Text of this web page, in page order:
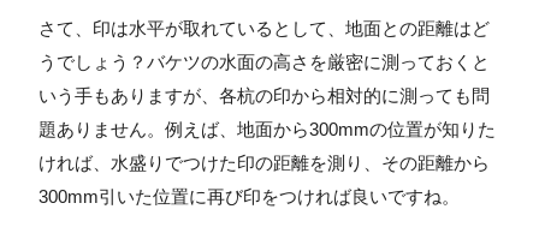
さて、印は水平が取れているとして、地面との距離はど
うでしょう？バケツの水面の高さを厳密に測っておくと
いう手もありますが、各杭の印から相対的に測っても問
題ありません。例えば、地面から300mmの位置が知りた
ければ、水盛りでつけた印の距離を測り、その距離から
300mm引いた位置に再び印をつければ良いですね。